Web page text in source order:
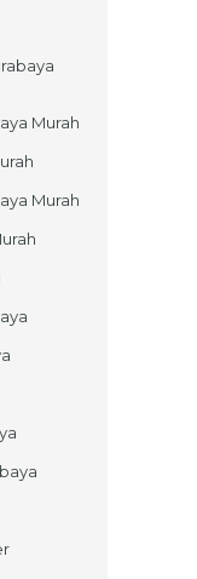
Murah
Murah